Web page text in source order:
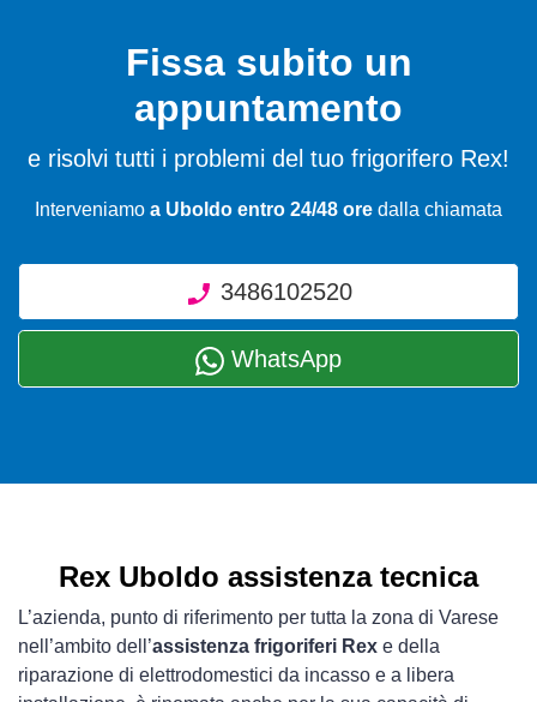
Fissa subito un
appuntamento
e risolvi tutti i problemi del tuo frigorifero Rex!
Interveniamo a Uboldo entro 24/48 ore dalla chiamata
3486102520
WhatsApp
Rex Uboldo assistenza tecnica
L’azienda, punto di riferimento per tutta la zona di Varese
nell’ambito dell’assistenza frigoriferi Rex e della
riparazione di elettrodomestici da incasso e a libera